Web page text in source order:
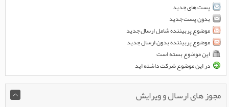
پست های جدید
بدون پست جدید
موضوع پربیننده شامل ارسال جدید
موضوع پربیننده بدون ارسال جدید
این موضوع بسته است
در این موضوع شرکت داشته اید
مجوز های ارسال و ویرایش